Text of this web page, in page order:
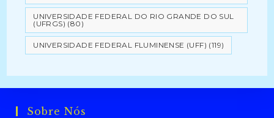
UNIVERSIDADE FEDERAL DO RIO GRANDE DO SUL
(UFRGS) (80)
UNIVERSIDADE FEDERAL FLUMINENSE (UFF) (119)
Sobre Nós